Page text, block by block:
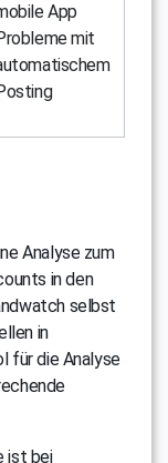
App
mit
Analyse zum
in den
selbst
in
für die Analyse
ist bei